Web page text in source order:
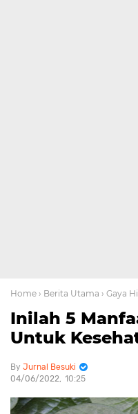
Home › Berita Utama › Gaya
Inilah 5
Untuk
Jurnal Besuki
04/06/2022 10:25